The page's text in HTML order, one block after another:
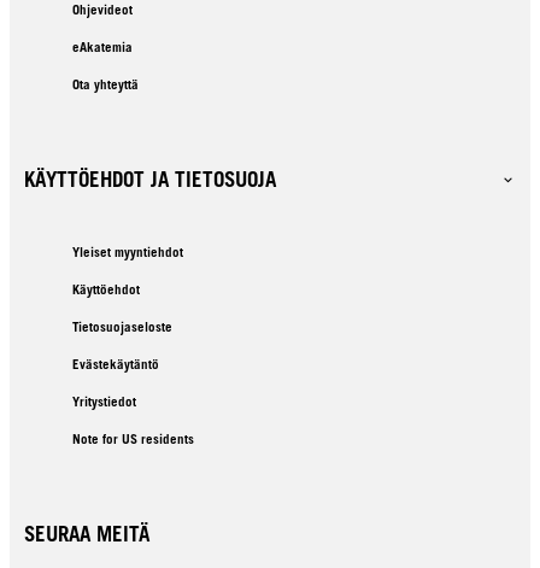
Ohjevideot
eAkatemia
Ota yhteyttä
KÄYTTÖEHDOT JA TIETOSUOJA
Yleiset myyntiehdot
Käyttöehdot
Tietosuojaseloste
Evästekäytäntö
Yritystiedot
Note for US residents
SEURAA MEITÄ